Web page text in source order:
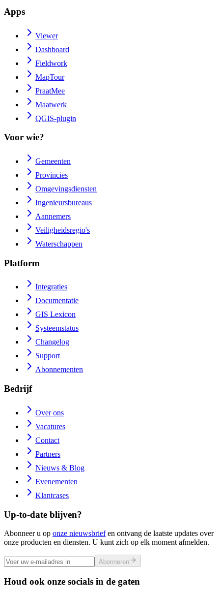
Apps
Viewer
Dashboard
Fieldwork
MapTour
PraatMee
Maatwerk
QGIS-plugin
Voor wie?
Gemeenten
Provincies
Omgevingsdiensten
Ingenieursbureaus
Aannemers
Veiligheidsregio's
Waterschappen
Platform
Integraties
Documentatie
GIS Lexicon
Systeemstatus
Changelog
Support
Abonnementen
Bedrijf
Over ons
Vacatures
Contact
Partners
Nieuws & Blog
Evenementen
Klantcases
Up-to-date blijven?
Abonneer u op onze nieuwsbriefen ontvang de laatste updates over
onze producten en diensten. U kunt zich op elk moment afmelden.
Abonneren
Houd ook onze socials in de gaten